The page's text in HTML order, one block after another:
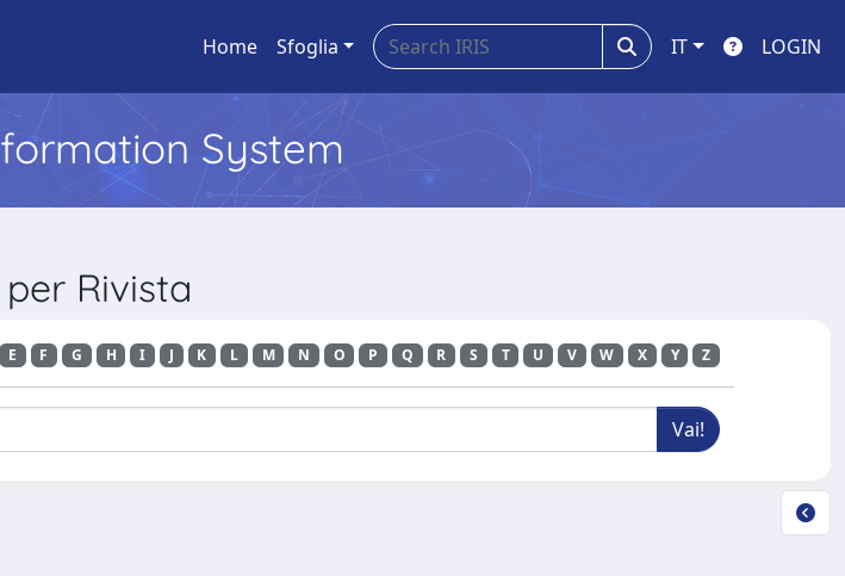
Home Sfoglia IT LOGIN
System
Rivista
E F G H I J K L M N O P Q R S T U V W X Y Z